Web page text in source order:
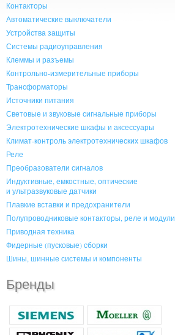
Контакторы
Автоматические выключатели
Устройства защиты
Системы радиоуправления
Клеммы и разъемы
Контрольно-измерительные приборы
Трансформаторы
Источники питания
Световые и звуковые сигнальные приборы
Электротехнические шкафы и аксессуары
Климат-контроль электротехнических шкафов
Реле
Преобразователи сигналов
Индуктивные, емкостные, оптические
и ультразвуковые датчики
Плавкие вставки и предохранители
Полупроводниковые контакторы, реле и модули
Приводная техника
Фидерные (пусковые) сборки
Шины, шинные системы и компоненты
Бренды